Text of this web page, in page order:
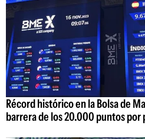
Récord histórico en la Bolsa de
barrera de los 20.000 puntos por